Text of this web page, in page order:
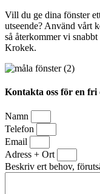
Vill du ge dina fönster
utseende? Använd vårt
så återkommer vi
Krokek.
Kontakta oss för en fri
Namn
Telefon
Email
Adress + Ort
Beskriv ert behov,